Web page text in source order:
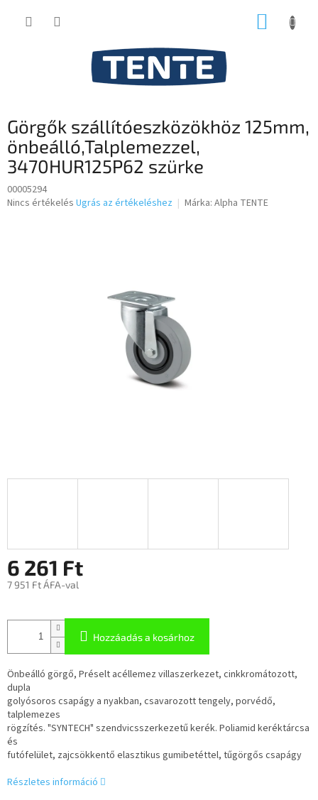
KOSÁR
Görgők szállítóeszközökhöz 125mm,
önbeálló,Talplemezzel,
3470HUR125P62 szürke
00005294
A
Nincs értékelés Ugrás az értékeléshez Márka: Alpha TENTE
6 261 Ft
7 951 Ft ÁFA-val
Hozzáadás a kosárhoz
Önbeálló görgő, Préselt acéllemez villaszerkezet, cinkkromátozott,
dupla
golyósoros csapágy a nyakban, csavarozott tengely, porvédő,
talplemezes
rögzítés. "SYNTECH" szendvicsszerkezetű kerék. Poliamid keréktárcsa
és
futófelület, zajcsökkentő elasztikus gumibetéttel, tűgörgős csapágy
Részletes információ